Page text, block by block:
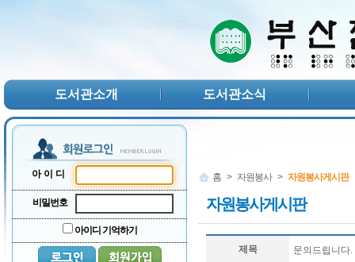
도서관소개 도서관소식
아이디
비밀번호
아이디 기억하기
홈 > 자원봉사 > 자원봉사게시판
자원봉사게시판
제목 문의드립니다.